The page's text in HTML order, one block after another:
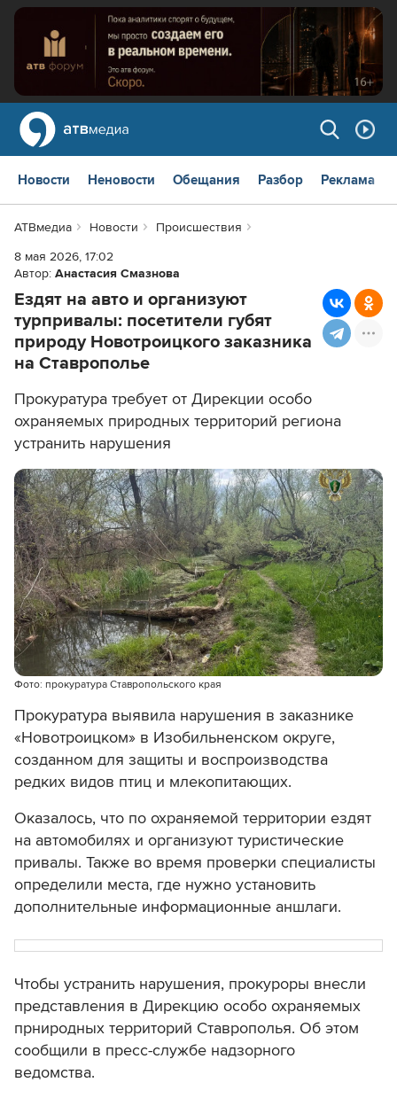
Новости Неновости Обещания Разбор Реклама
АТВмедиа Новости
Происшествия
8 мая 2026, 17:02
Автор: Анастасия Смазнова
Ездят на авто и организуют
турпривалы: посетители губят
природу Новотроицкого заказника
на Ставрополье
Прокуратура требует от Дирекции особо
охраняемых природных территорий региона
устранить нарушения
Фото: прокуратура Ставропольского края
Прокуратура выявила нарушения в заказнике
«Новотроицком» в Изобильненском округе,
созданном для защиты и воспроизводства
редких видов птиц и млекопитающих.
Оказалось, что по охраняемой территории ездят
на автомобилях и организуют туристические
привалы. Также во время проверки специалисты
определили места, где нужно установить
дополнительные информационные аншлаги.
Чтобы устранить нарушения, прокуроры внесли
представления в Дирекцию особо охраняемых
прниродных территорий Ставрополья. Об этом
сообщили в пресс-службе надзорного
ведомства.